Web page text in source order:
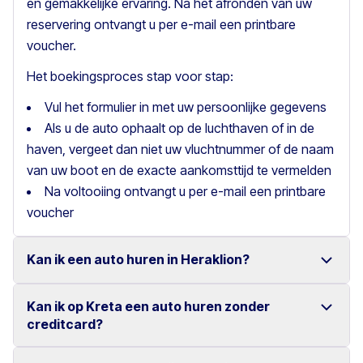
en gemakkelijke ervaring. Na het afronden van uw
reservering ontvangt u per e-mail een printbare
voucher.
Het boekingsproces stap voor stap:
Vul het formulier in met uw persoonlijke gegevens
Als u de auto ophaalt op de luchthaven of in de
haven, vergeet dan niet uw vluchtnummer of de naam
van uw boot en de exacte aankomsttijd te vermelden
Na voltooiing ontvangt u per e-mail een printbare
voucher
Kan ik een auto huren in Heraklion?
Ja, wij bieden autoverhuur in Heraklion met een ruime
Kan ik op Kreta een auto huren zonder
creditcard?